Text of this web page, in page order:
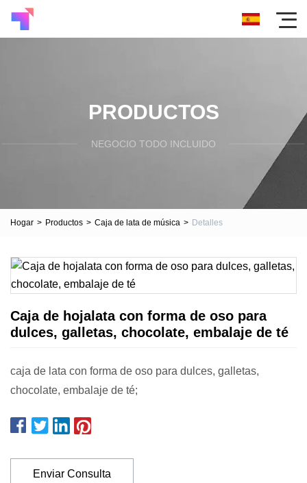
PRODUCTOS
NEGOCIO TODO INCLUIDO
Hogar > Productos > Caja de lata de música > Detalles
Caja de hojalata con forma de oso para
dulces, galletas, chocolate, embalaje de té
caja de lata con forma de oso para dulces, galletas,
chocolate, embalaje de té;
Enviar Consulta